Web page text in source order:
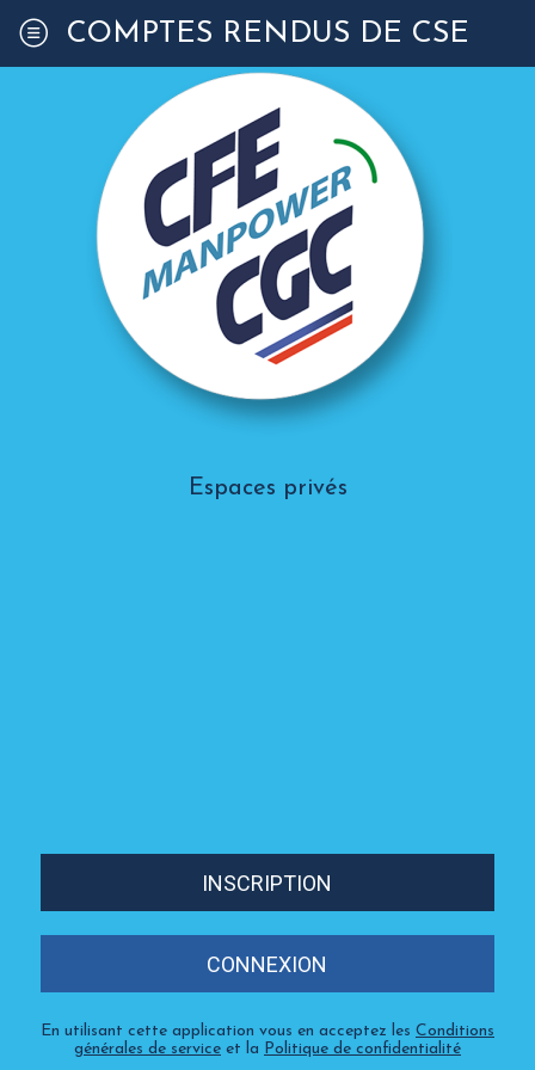
COMPTES RENDUS DE CSE
Espaces privés
INSCRIPTION
CONNEXION
En utilisant cette application vous en acceptez les Conditions
générales de service et la Politique de confidentialité